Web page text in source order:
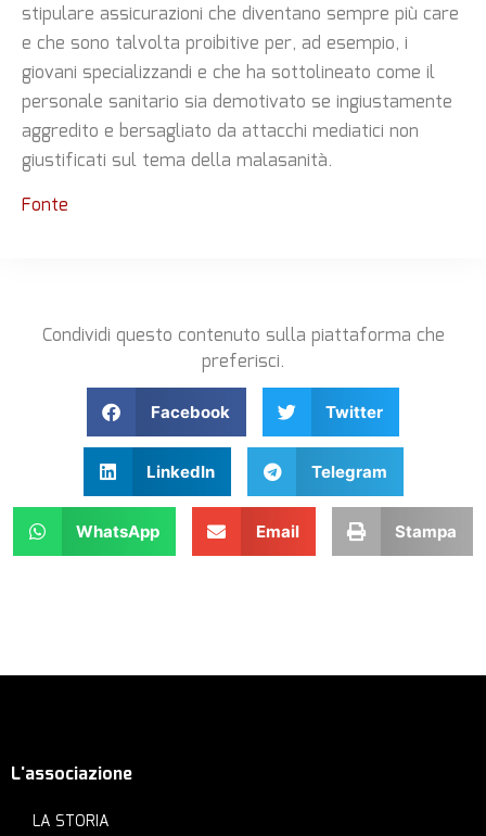
stipulare assicurazioni che diventano sempre più care
e che sono talvolta proibitive per, ad esempio, i
giovani specializzandi e che ha sottolineato come il
personale sanitario sia demotivato se ingiustamente
aggredito e bersagliato da attacchi mediatici non
giustificati sul tema della malasanità.
Fonte
Condividi questo contenuto sulla piattaforma che
preferisci.
Facebook Twitter
LinkedIn Telegram
WhatsApp Email Stampa
L'associazione
LA STORIA